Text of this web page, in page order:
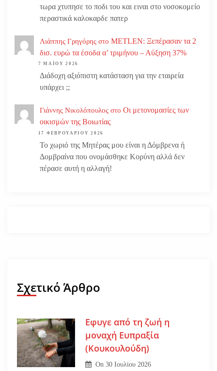
τωρα χτυπησε το ποδι του και ειναι στο νοσοκομείο
περαστικά καλοκαρδε πατερ
Λιάππης Γρηγόρης στο METLEN: Ξεπέρασαν τα 2
δισ. ευρώ τα έσοδα α’ τριμήνου – Αύξηση 37%
7 ΜΑΪ́ΟΥ 2026
Διάδοχη αξιόπιστη κατάσταση για την εταιρεία
υπάρχει ;;
Γιάννης Νικολόπουλος στο Οι μετονομασίες των
οικισμών της Βοιωτίας
17 ΦΕΒΡΟΥΑΡΊΟΥ 2026
Το χωριό της Μητέρας μου είναι η Δόμβρενα ή
Δομβραίνα που ονομάσθηκε Κορύνη αλλά δεν
πέρασε αυτή η αλλαγή!
Σχετικό Άρθρο
Εφυγε από τη ζωή η
μοναχή Ευπραξία
(Κουκουλούδη)
On30 Ιουλίου 2026